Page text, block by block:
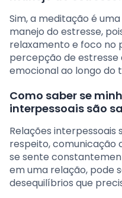
Sim, a meditação é
manejo do estresse,
relaxamento e foco no
percepção de estresse
emocional ao longo do
Como saber se
interpessoais são
Relações interpessoais
respeito, comunicação
se sente
em uma relação, pode
desequilíbrios que